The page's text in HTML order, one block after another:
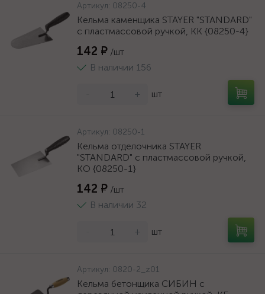
Артикул: 08250-4
Кельма каменщика STAYER "STANDARD"
с пластмассовой ручкой, КК {08250-4}
142 ₽ /шт
В наличии 156
+ шт
Артикул: 08250-1
Кельма отделочника STAYER
"STANDARD" с пластмассовой ручкой,
КО {08250-1}
142 ₽ /шт
В наличии 32
+ шт
Артикул: 0820-2_z01
Кельма бетонщика СИБИН с